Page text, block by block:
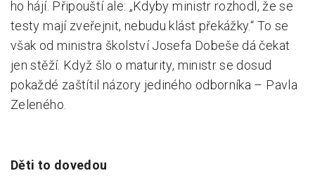
ho hájí. Připouští ale: „Kdyby ministr rozhodl, že se
testy mají zveřejnit, nebudu klást překážky.“ To se
však od ministra školství Josefa Dobeše dá čekat
jen stěží. Když šlo o maturity, ministr se dosud
pokaždé zaštítil názory jediného odborníka – Pavla
Zeleného.
Děti to dovedou